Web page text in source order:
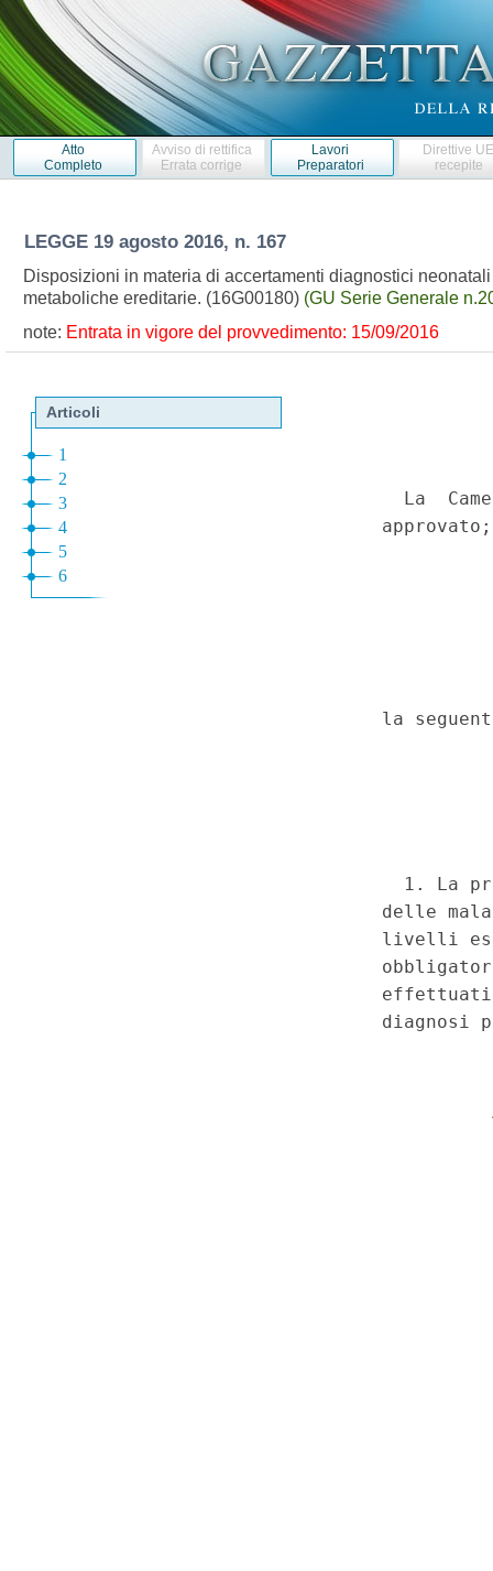
Atto
Completo
Avviso di rettifica
Errata corrige
Lavori
Preparatori
Direttive
recepite
LEGGE 19 agosto 2016, n. 167
Disposizioni in materia di accertamenti diagnostici
metaboliche ereditarie. (16G00180) (GU Serie Generale
note: Entrata in vigore del provvedimento: 15/09/2016